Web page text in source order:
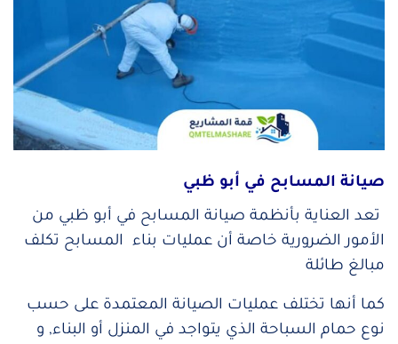
صيانة المسابح في أبو ظبي
تعد العناية بأنظمة صيانة المسابح في أبو ظبي من
الأمور الضرورية خاصة أن عمليات بناء المسابح تكلف
مبالغ طائلة
كما أنها تختلف عمليات الصيانة المعتمدة على حسب
نوع حمام السباحة الذي يتواجد في المنزل أو البناء, و